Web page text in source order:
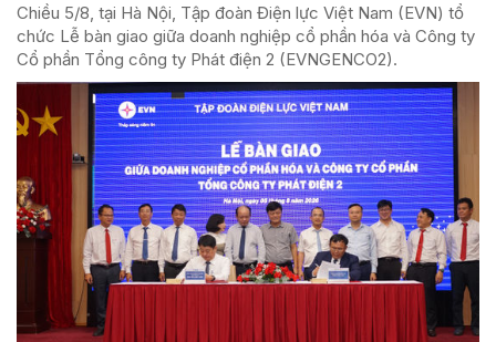
Chiều 5/8, tại Hà Nội, Tập đoàn Điện lực Việt Nam (EVN) tổ
chức Lễ bàn giao giữa doanh nghiệp cổ phần hóa và Công ty
Cổ phần Tổng công ty Phát điện 2 (EVNGENCO2).